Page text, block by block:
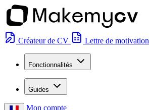
Créateur de CV Lettre de motivation
Fonctionnalités
Guides
Mon compte